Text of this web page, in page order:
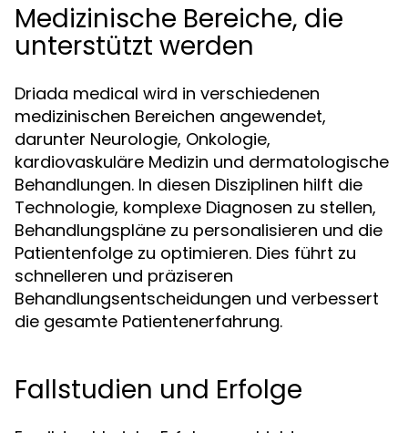
Medizinische Bereiche, die
unterstützt werden
Driada medical wird in verschiedenen
medizinischen Bereichen angewendet,
darunter Neurologie, Onkologie,
kardiovaskuläre Medizin und dermatologische
Behandlungen. In diesen Disziplinen hilft die
Technologie, komplexe Diagnosen zu stellen,
Behandlungspläne zu personalisieren und die
Patientenfolge zu optimieren. Dies führt zu
schnelleren und präziseren
Behandlungsentscheidungen und verbessert
die gesamte Patientenerfahrung.
Fallstudien und Erfolge